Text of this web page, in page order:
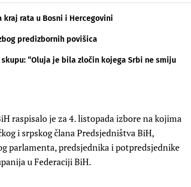
rata u Bosni i Hercegovini
predizbornih povišica
“Oluja je bila zločin kojega Srbi ne smiju
raspisalo je za 4. listopada izbore na kojima
i srpskog člana Predsjedništva BiH,
parlamenta, predsjednika i potpredsjednike
u Federaciji BiH.